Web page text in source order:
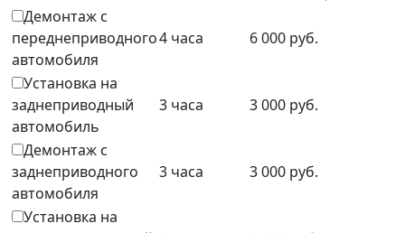
Демонтаж с
переднеприводного
автомобиля
4 часа 6 000 руб.
Установка на
заднеприводный
автомобиль
3 часа 3 000 руб.
Демонтаж с
заднеприводного
автомобиля
3 часа 3 000 руб.
Установка на